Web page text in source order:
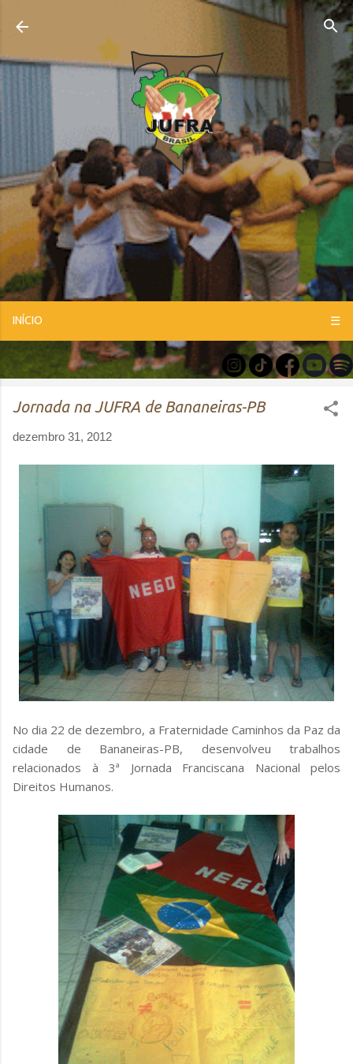
Pular para o conteúdo principal
INÍCIO ☰
Jornada na JUFRA de Bananeiras-PB
dezembro 31, 2012
No dia 22 de dezembro, a Fraternidade Caminhos da Paz da
cidade de Bananeiras-PB, desenvolveu trabalhos
relacionados à 3ª Jornada Franciscana Nacional pelos
Direitos Humanos.